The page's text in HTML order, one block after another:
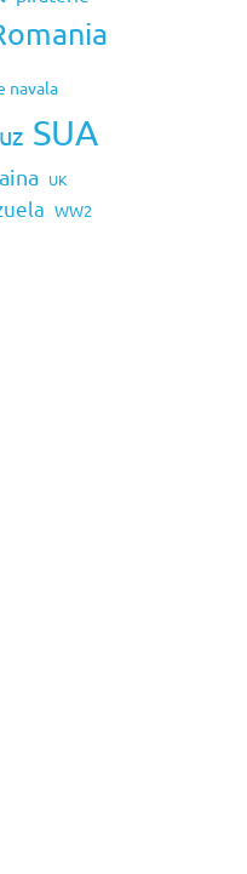
navala
SUA
UK
WW2